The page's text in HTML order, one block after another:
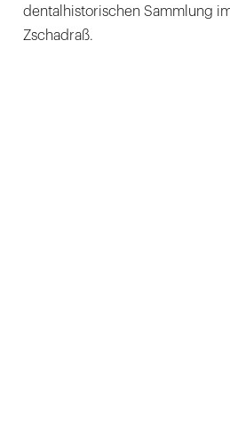
dentalhistorischen Sammlung
Zschadraß.